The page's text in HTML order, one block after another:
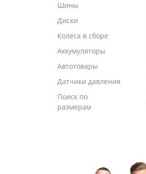
Шины
Диски
Колеса в сборе
Аккумуляторы
Автотовары
Датчики давления
Поиск по
размерам